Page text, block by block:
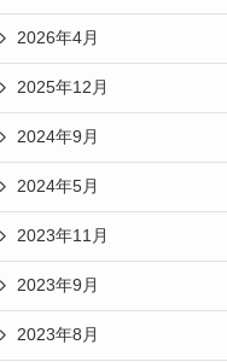
2026年4月
2025年12月
2024年9月
2024年5月
2023年11月
2023年9月
2023年8月